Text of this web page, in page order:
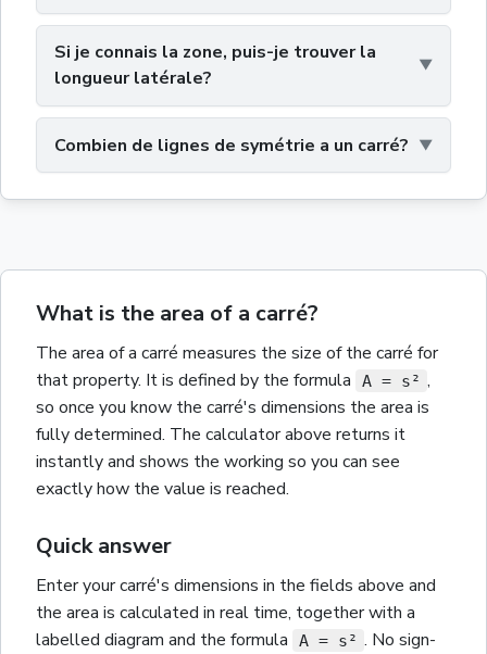
Si je connais la zone, puis-je trouver la
longueur latérale?
Combien de lignes de symétrie a un carré?
What is the area of a carré?
The area of a carré measures the size of the carré for
that property. It is defined by the formula A = s² ,
so once you know the carré's dimensions the area is
fully determined. The calculator above returns it
instantly and shows the working so you can see
exactly how the value is reached.
Quick answer
Enter yourcarré's dimensions in the fields above and
the area is calculated in real time, together with a
labelled diagram and the formula A = s² . No sign-